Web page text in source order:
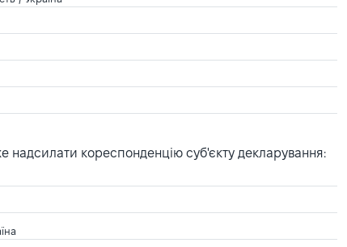
надсилати кореспонденцію суб'єкту декларування: